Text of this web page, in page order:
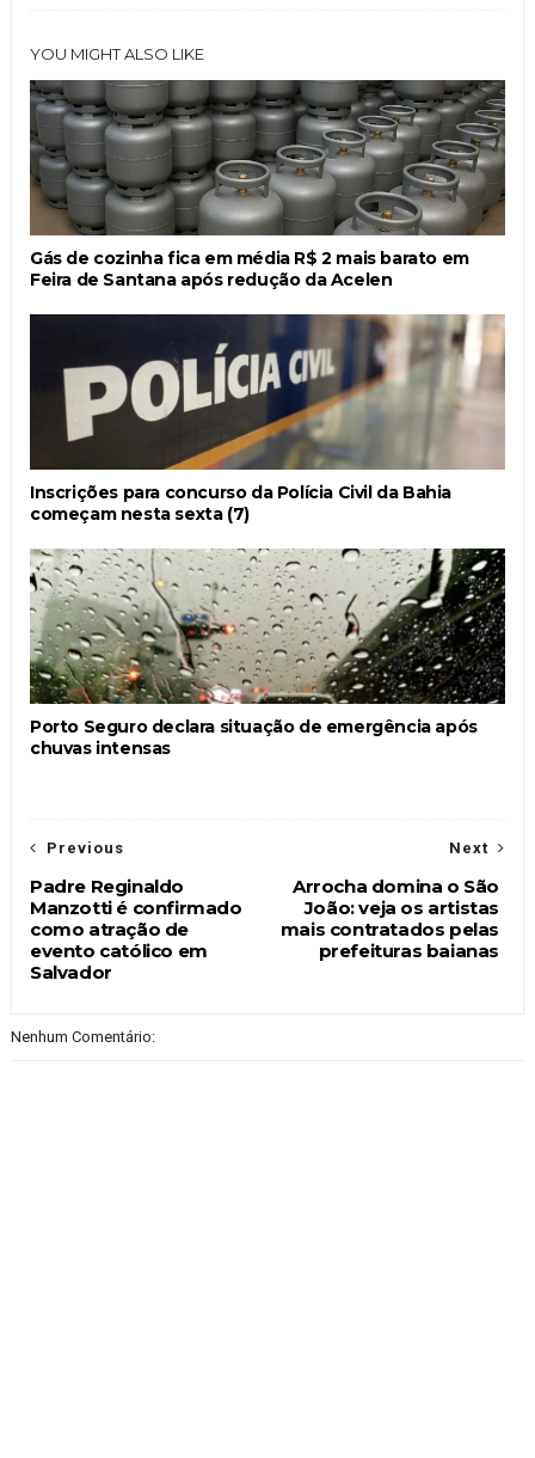
YOU MIGHT ALSO LIKE
Gás de cozinha fica em média R$ 2 mais barato em
Feira de Santana após redução da Acelen
Inscrições para concurso da Polícia Civil da Bahia
começam nesta sexta (7)
Porto Seguro declara situação de emergência após
chuvas intensas
Next
Arrocha domina o São
João: veja os artistas
mais contratados pelas
prefeituras baianas
Previous
Padre Reginaldo
Manzotti é confirmado
como atração de
evento católico em
Salvador
Nenhum Comentário: